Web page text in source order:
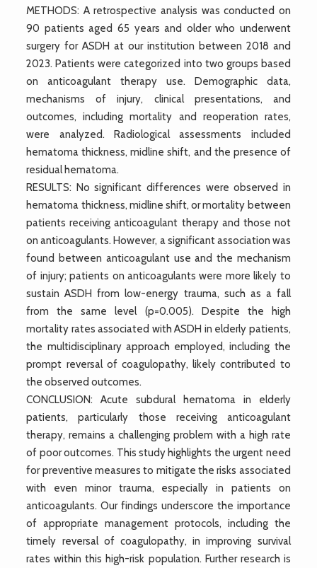
METHODS: A retrospective analysis was conducted on
90 patients aged 65 years and older who underwent
surgery for ASDH at our institution between 2018 and
2023. Patients were categorized into two groups based
on anticoagulant therapy use. Demographic data,
mechanisms of injury, clinical presentations, and
outcomes, including mortality and reoperation rates,
were analyzed. Radiological assessments included
hematoma thickness, midline shift, and the presence of
residual hematoma.
RESULTS: No significant differences were observed in
hematoma thickness, midline shift, or mortality between
patients receiving anticoagulant therapy and those not
on anticoagulants. However, a significant association was
found between anticoagulant use and the mechanism
of injury; patients on anticoagulants were more likely to
sustain ASDH from low-energy trauma, such as a fall
from the same level (p=0.005). Despite the high
mortality rates associated with ASDH in elderly patients,
the multidisciplinary approach employed, including the
prompt reversal of coagulopathy, likely contributed to
the observed outcomes.
CONCLUSION: Acute subdural hematoma in elderly
patients, particularly those receiving anticoagulant
therapy, remains a challenging problem with a high rate
of poor outcomes. This study highlights the urgent need
for preventive measures to mitigate the risks associated
with even minor trauma, especially in patients on
anticoagulants. Our findings underscore the importance
of appropriate management protocols, including the
timely reversal of coagulopathy, in improving survival
rates within this high-risk population. Further research is